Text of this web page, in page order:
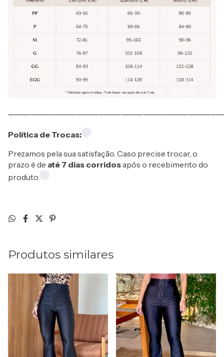
Política de Trocas:
Prezamos pela sua satisfação. Caso precise trocar, o
prazo é de até 7 dias corridosapós o recebimento do
produto.
Produtos similares